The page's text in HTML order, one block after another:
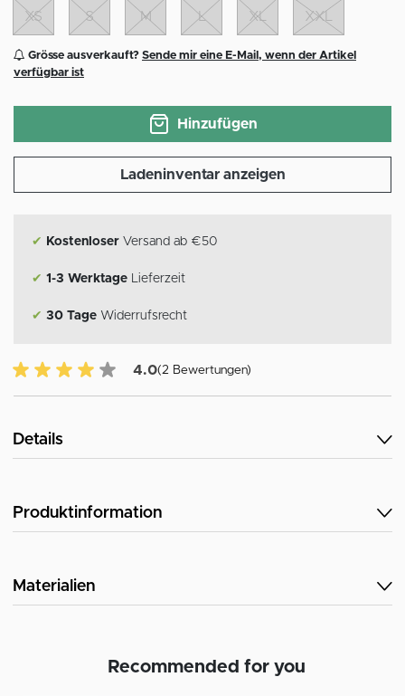
XS S M L XL XXL
Grösse ausverkauft? Sende mir eine E-Mail, wenn der Artikel
verfügbar ist
Hinzufügen
Ladeninventar anzeigen
✔ Kostenloser Versand ab €50
✔ 1-3 Werktage Lieferzeit
✔ 30 Tage Widerrufsrecht
4.0 von 5 Kundenrezensionen
4.0(2 Bewertungen)
Details
Produktinformation
Materialien
Recommended for you